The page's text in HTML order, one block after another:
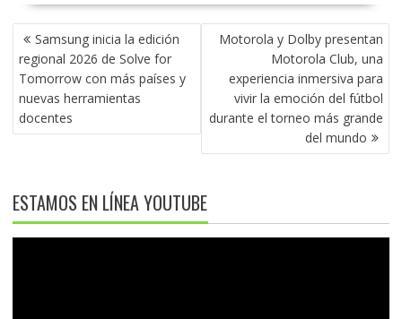
NAVEGACIÓN
DE
ENTRADAS
Samsung inicia la edición
regional 2026 de Solve for
Tomorrow con más países y
nuevas herramientas
docentes
Motorola y Dolby presentan
Motorola Club, una
experiencia inmersiva para
vivir la emoción del fútbol
durante el torneo más grande
del mundo
ESTAMOS EN LÍNEA YOUTUBE